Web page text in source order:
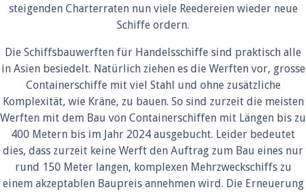
steigenden Charterraten nun viele Reedereien wieder neue
Schiffe ordern.
Die Schiffsbauwerften für Handelsschiffe sind praktisch alle
in Asien besiedelt. Natürlich ziehen es die Werften vor, grosse
Containerschiffe mit viel Stahl und ohne zusätzliche
Komplexität, wie Kräne, zu bauen. So sind zurzeit die meisten
Werften mit dem Bau von Containerschiffen mit Längen bis zu
400 Metern bis im Jahr 2024 ausgebucht. Leider bedeutet
dies, dass zurzeit keine Werft den Auftrag zum Bau eines nur
rund 150 Meter langen, komplexen Mehrzweckschiffs zu
einem akzeptablen Baupreis annehmen wird. Die Erneuerung